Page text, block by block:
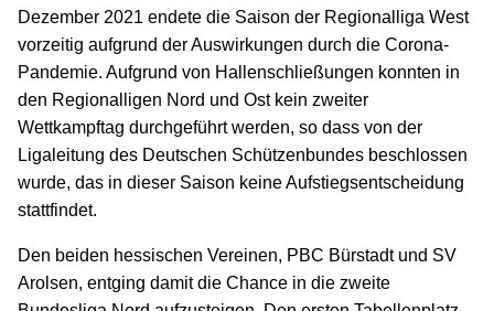
Dezember 2021 endete die Saison der Regionalliga West
vorzeitig aufgrund der Auswirkungen durch die Corona-
Pandemie. Aufgrund von Hallenschließungen konnten in
den Regionalligen Nord und Ost kein zweiter
Wettkampftag durchgeführt werden, so dass von der
Ligaleitung des Deutschen Schützenbundes beschlossen
wurde, das in dieser Saison keine Aufstiegsentscheidung
stattfindet.
Den beiden hessischen Vereinen, PBC Bürstadt und SV
Arolsen, entging damit die Chance in die zweite